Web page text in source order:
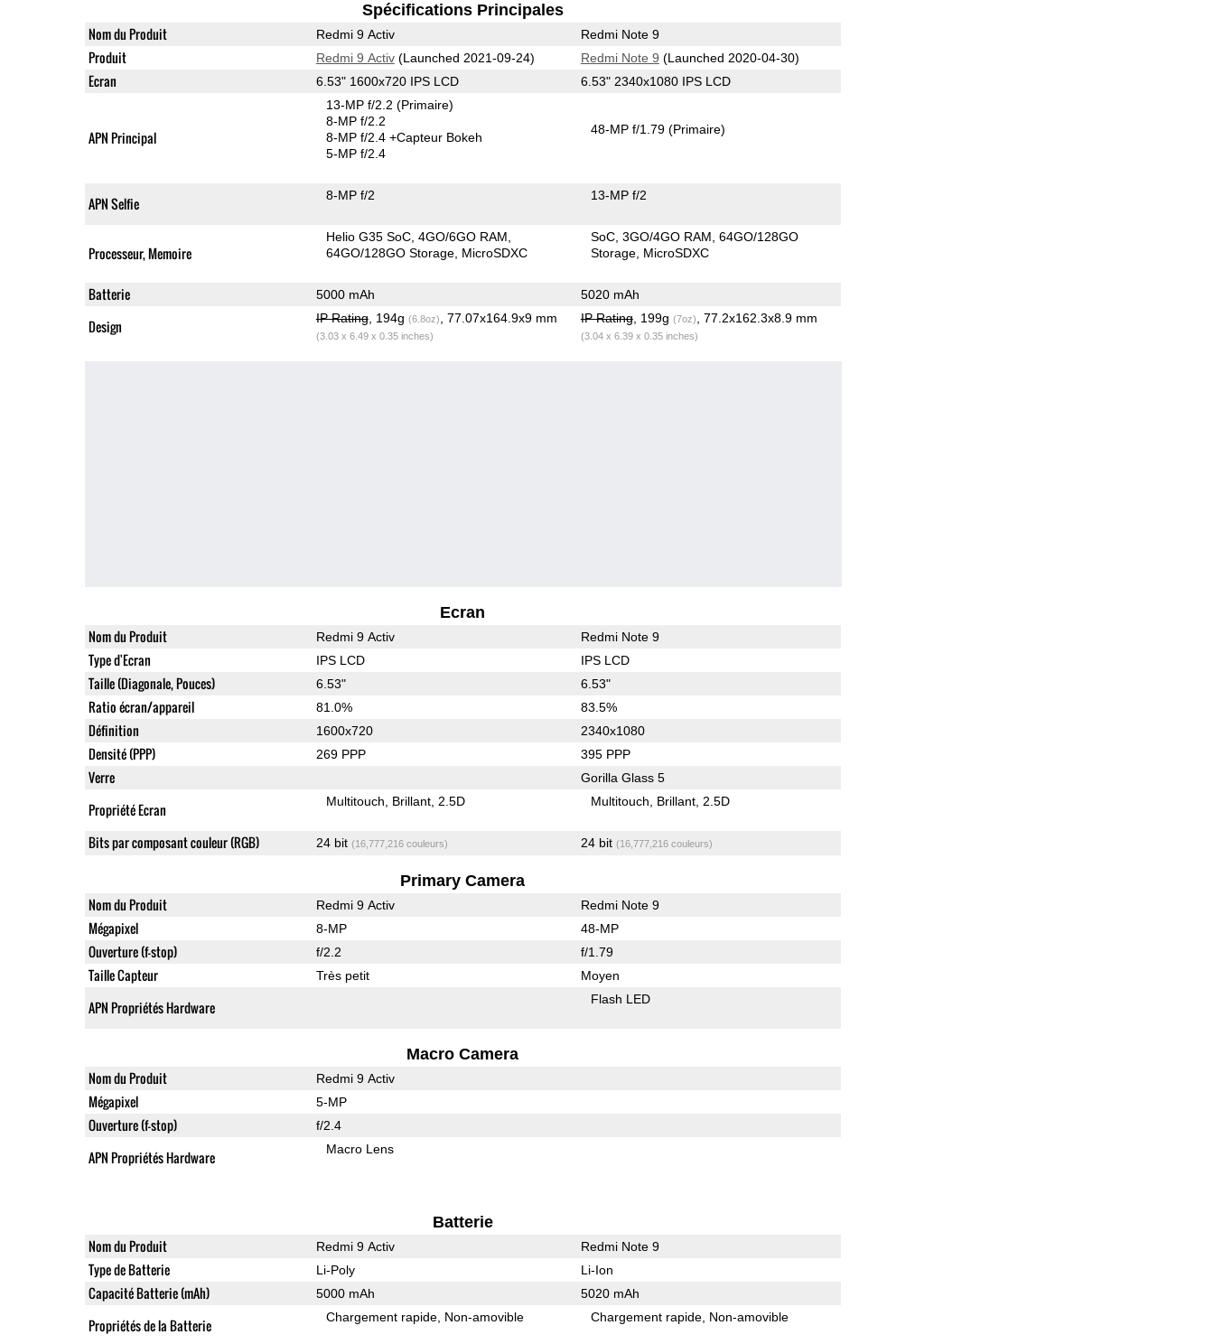
Spécifications Principales
Nom du Produit Redmi 9 Activ Redmi Note 9
Produit Redmi 9 Activ(Launched 2021-09-24) Redmi Note 9 (Launched 2020-04-30)
Ecran 6.53" 1600x720 IPS LCD 6.53" 2340x1080 IPS LCD
APN Principal
13-MP f/2.2(Primaire)
8-MP f/2.2
8-MP f/2.4+Capteur Bokeh
5-MP f/2.4
48-MP f/1.79(Primaire)
APN Selfie 8-MP f/2 13-MP f/2
Processeur, Memoire
Helio G35 SoC 4GO/6GO RAM
64GO/128GO Storage MicroSDXC
SoC 3GO/4GO RAM 64GO/128GO
Storage MicroSDXC
Batterie 5000 mAh 5020 mAh
Design IP Rating, 194g (6.8oz) , 77.07x164.9x9 mm
(3.03 x 6.49 x 0.35 inches)
IP Rating, 199g (7oz) , 77.2x162.3x8.9 mm
(3.04 x 6.39 x 0.35 inches)
Ecran
Nom du Produit Redmi 9 Activ Redmi Note 9
Type d'Ecran IPS LCD IPS LCD
Taille (Diagonale, Pouces) 6.53" 6.53"
Ratio écran/appareil 81.0% 83.5%
Définition 1600x720 2340x1080
Densité (PPP) 269 PPP 395 PPP
Verre Gorilla Glass 5
Propriété Ecran Multitouch Brillant 2.5D Multitouch Brillant 2.5D
Bits par composant couleur (RGB) 24 bit (16,777,216 couleurs) 24 bit (16,777,216 couleurs)
Primary Camera
Nom du Produit Redmi 9 Activ Redmi Note 9
Mégapixel 8-MP 48-MP
Ouverture (f-stop) f/2.2 f/1.79
Taille Capteur Très petit Moyen
APN Propriétés Hardware Flash LED
Macro Camera
Nom du Produit Redmi 9 Activ
Mégapixel 5-MP
Ouverture (f-stop) f/2.4
APN Propriétés Hardware Macro Lens
Batterie
Nom du Produit Redmi 9 Activ Redmi Note 9
Type de Batterie Li-Poly Li-Ion
Capacité Batterie (mAh) 5000 mAh 5020 mAh
Propriétés de la Batterie Chargement rapide Non-amovible Chargement rapide Non-amovible